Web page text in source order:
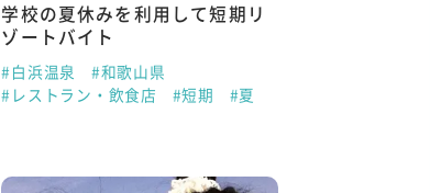
学校の夏休みを利用して短期リ
ゾートバイト
#白浜温泉
#和歌山県
#レストラン・飲食店
#短期 #夏